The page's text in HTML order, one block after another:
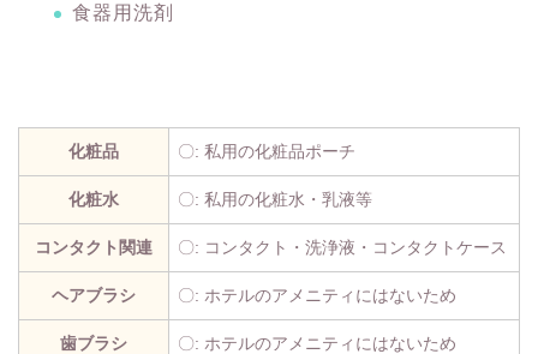
食器用洗剤
化粧品 〇: 私用の化粧品ポーチ
化粧水 〇: 私用の化粧水・乳液等
コンタクト関連 〇: コンタクト・洗浄液・コンタクトケース
ヘアブラシ 〇: ホテルのアメニティにはないため
歯ブラシ 〇: ホテルのアメニティにはないため